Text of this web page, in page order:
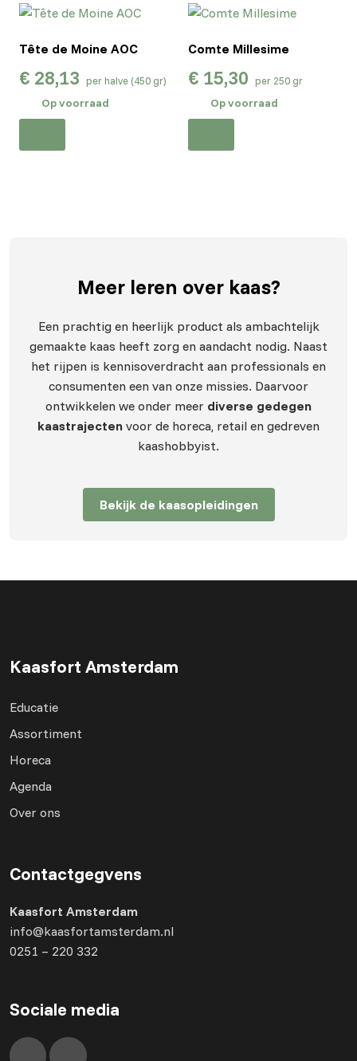
Tête de Moine AOC
€ 28,13 per halve (450 gr)
Op voorraad
Comte Millesime
€ 15,30 per 250 gr
Op voorraad
Meer leren over kaas?
Een prachtig en heerlijk product als ambachtelijk
gemaakte kaas heeft zorg en aandacht nodig. Naast
het rijpen is kennisoverdracht aan professionals en
consumenten een van onze missies. Daarvoor
ontwikkelen we onder meer diverse gedegen
kaastrajecten voor de horeca, retail en gedreven
kaashobbyist.
Bekijk de kaasopleidingen
Kaasfort Amsterdam
Educatie
Assortiment
Horeca
Agenda
Over ons
Contactgegvens
Kaasfort Amsterdam
info@kaasfortamsterdam.nl
0251 – 220 332
Sociale media